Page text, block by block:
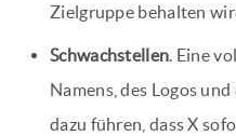
Zielgruppe behalten
Schwachstellen. Eine
Namens, des Logos
dazu führen, dass X